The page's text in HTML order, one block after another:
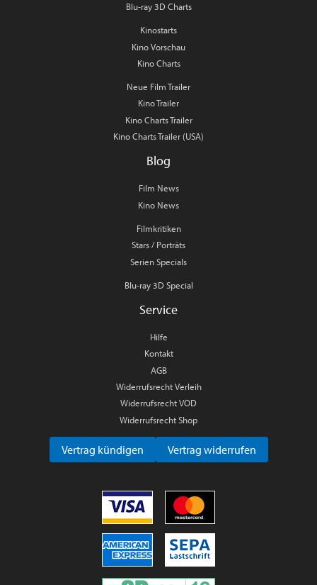
Blu-ray 3D Charts
Kinostarts
Kino Vorschau
Kino Charts
Neue Film Trailer
Kino Trailer
Kino Charts Trailer
Kino Charts Trailer (USA)
Blog
Film News
Kino News
Filmkritiken
Stars / Porträts
Serien Specials
Blu-ray 3D Special
Service
Hilfe
Kontakt
AGB
Widerrufsrecht Verleih
Widerrufsrecht VOD
Widerrufsrecht Shop
Vertrag kündigen Vertrag widerrufen